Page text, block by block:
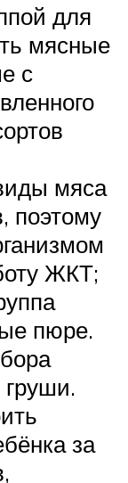
для
мясные
с
мяса
поэтому
ЖКТ;
пюре.
за